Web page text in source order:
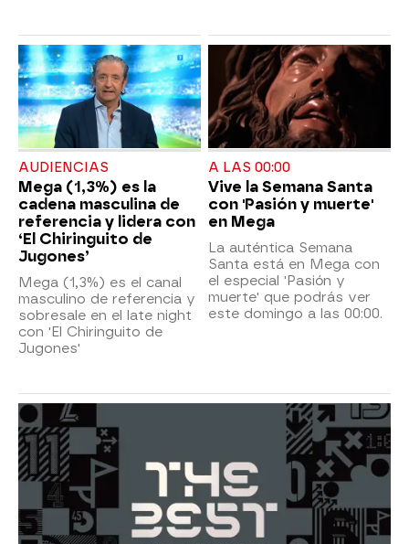
AUDIENCIAS
Mega (1,3%) es la
cadena masculina de
referencia y lidera con
‘El Chiringuito de
Jugones’
Mega (1,3%) es el canal
masculino de referencia y
sobresale en el late night
con 'El Chiringuito de
Jugones'
A LAS 00:00
Vive la Semana Santa
con 'Pasión y muerte'
en Mega
La auténtica Semana
Santa está en Mega con
el especial 'Pasión y
muerte' que podrás ver
este domingo a las 00:00.